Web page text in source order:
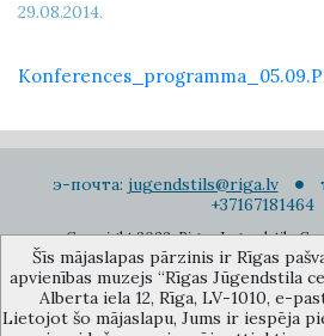
29.08.2014.
э-почта: jugendstils@riga.lv
+37167181464
Copyright 2022. Rigas Jugendstila
Подписаться на
Šīs mājaslapas pārzinis ir Rīgas
apvienības muzejs “Rīgas Jūgendstila
Alberta iela 12, Rīga, LV-1010, e-
Lietojot šo mājaslapu, Jums ir iespēja